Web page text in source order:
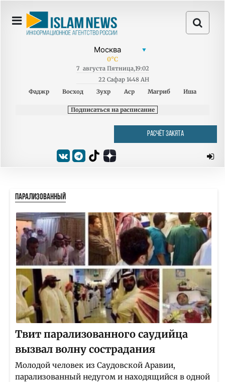
0°C
7 августа Пятница,19:02
22 Сафар 1448 AH
Фаджр
Восход Зухр Аср Магриб Иша
Подписаться на расписание
РАСЧЁТ ЗАКЯТА
ПАРАЛИЗОВАННЫЙ
Твит парализованного саудийца
вызвал волну сострадания
Молодой человек из Саудовской Аравии,
парализованный недугом и находящийся в одной